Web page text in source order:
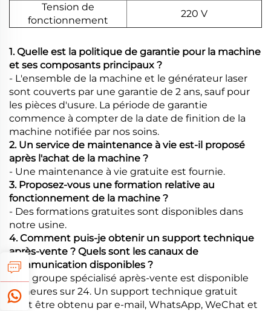
Tension de
fonctionnement
220 V
1. Quelle est la politique de garantie pour la machine
et ses composants principaux ?
- L'ensemble de la machine et le générateur laser
sont couverts par une garantie de 2 ans, sauf pour
les pièces d'usure. La période de garantie
commence à compter de la date de finition de la
machine notifiée par nos soins.
2. Un service de maintenance à vie est-il proposé
après l'achat de la machine ?
- Une maintenance à vie gratuite est fournie.
3. Proposez-vous une formation relative au
fonctionnement de la machine ?
- Des formations gratuites sont disponibles dans
notre usine.
4. Comment puis-je obtenir un support technique
après-vente ? Quels sont les canaux de
communication disponibles ?
- Un groupe spécialisé après-vente est disponible
24 heures sur 24. Un support technique gratuit
peut être obtenu par e-mail, WhatsApp, WeChat et